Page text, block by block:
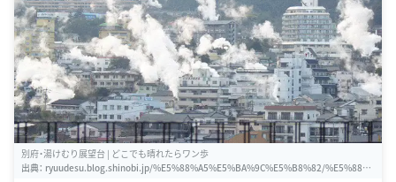
別府・湯けむり展望台 | どこでも晴れたらワン歩
出典： ryuudesu.blog.shinobi.jp/%E5%88%A5%E5%BA%9C%E5%B8%82/%E5%88%